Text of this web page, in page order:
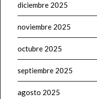
diciembre 2025
noviembre 2025
octubre 2025
septiembre 2025
agosto 2025